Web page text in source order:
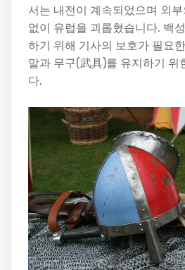
서는 내전이 계속되었으며 외
없이 유럽을 괴롭혔습니다. 백
하기 위해 기사의 보호가 필요
말과 무구(武具)를 유지하기 위
다.